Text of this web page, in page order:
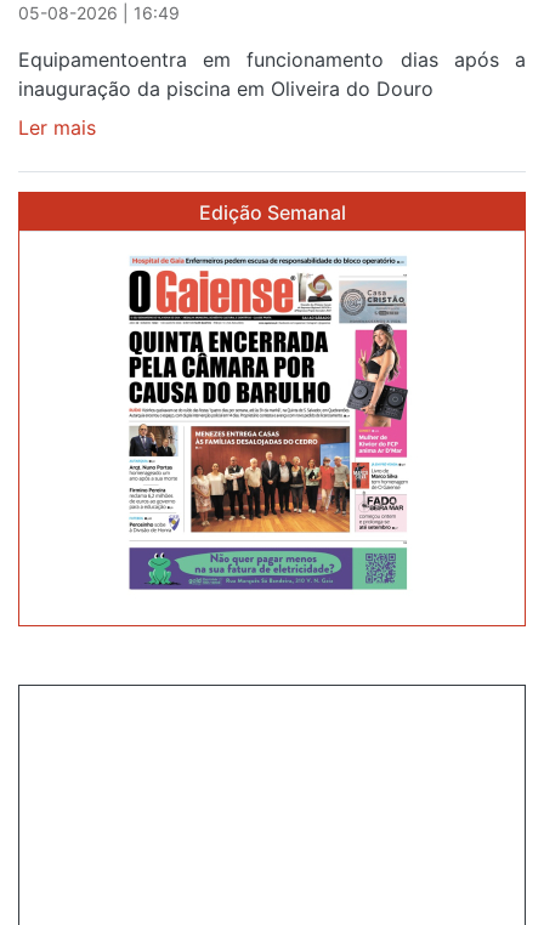
05-08-2026 | 16:49
Equipamentoentra em funcionamento dias após a
inauguração da piscina em Oliveira do Douro
Ler mais
Avintes
abre
este
sábado
Edição Semanal